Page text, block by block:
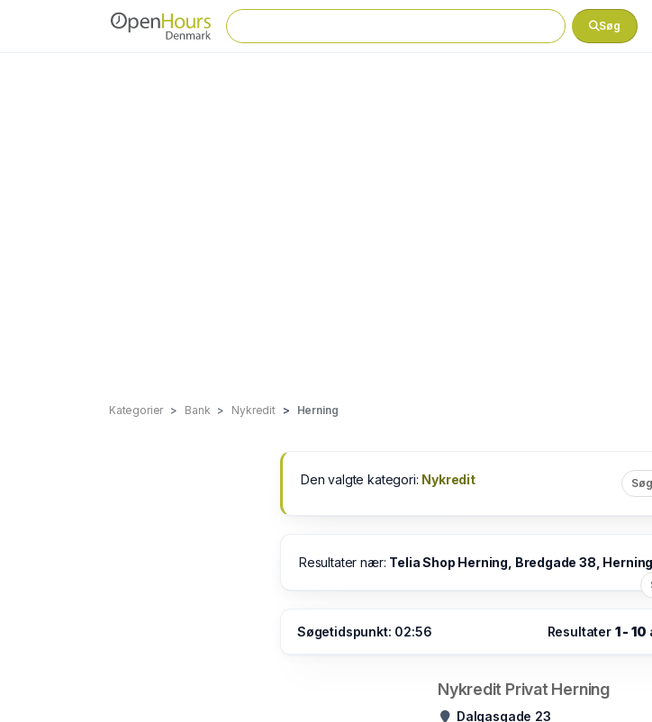
Søg
Kategorier Bank Nykredit Herning
Den valgte kategori: Nykredit
Resultater nær: Telia Shop Herning, Bredgade 38, Herning
Søgetidspunkt: 02:56 Resultater 1 - 10
Nykredit Privat Herning
Dalgasgade 23